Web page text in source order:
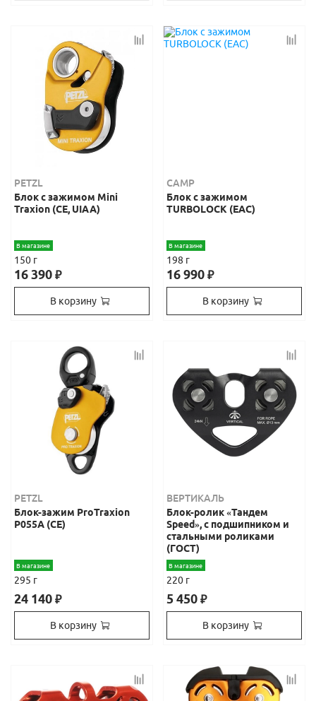
PETZL
Блок с зажимом Mini
Traxion (CE, UIAA)
В магазине
150 г
16 390₽
В корзину
CAMP
Блок с зажимом
TURBOLOСK (ЕАС)
В магазине
198 г
16 990₽
В корзину
PETZL
Блок-зажим ProTraxion
P055A (СЕ)
В магазине
295 г
24 140₽
В корзину
ВЕРТИКАЛЬ
Блок-ролик «Тандем
Speed», с подшипником и
стальными роликами
(ГОСТ)
В магазине
220 г
5 450₽
В корзину